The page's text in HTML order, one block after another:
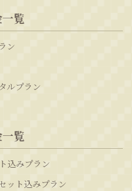
覧
ン
ルプラン
覧
込みプラン
ット込みプラン